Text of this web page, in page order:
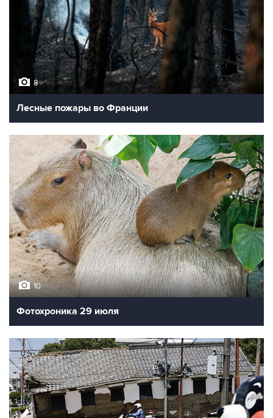
8
Лесные пожары во Франции
10
Фотохроника 29 июля